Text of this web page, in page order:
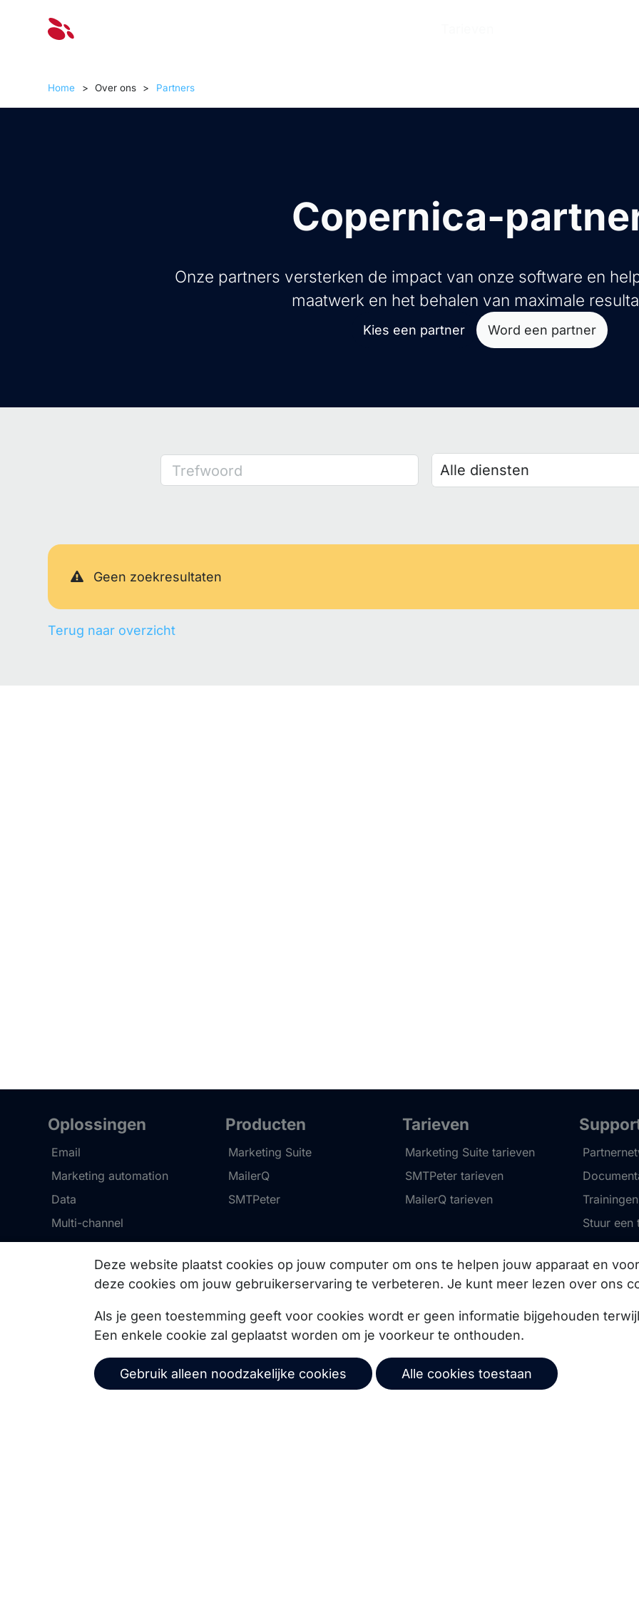
Home > Over ons > Partners
Copernica-
Onze partners versterken de impact van onze software en
maatwerk en het behalen van maximale
Kies een partner Word een partner
Trefwoord
Geen zoekresultaten
Terug naar overzicht
Oplossingen
Email
Marketing automation
Data
Multi-channel
Producten
Marketing Suite
MailerQ
SMTPeter
Tarieven
Marketing Suite tarieven
SMTPeter tarieven
MailerQ tarieven
Trainingen
Stuur een
Copernica BV
De Ruijterkade 112
Amsterdam
+31 (0)20 520 61 90
Deze website plaatst cookies op jouw computer om ons te helpen jouw apparaat en
deze cookies om jouw gebruikerservaring te verbeteren. Je kunt meer lezen over ons
Als je geen toestemming geeft voor cookies wordt er geen informatie bijgehouden
Een enkele cookie zal geplaatst worden om je voorkeur te onthouden.
Gebruik alleen noodzakelijke cookies Alle cookies toestaan